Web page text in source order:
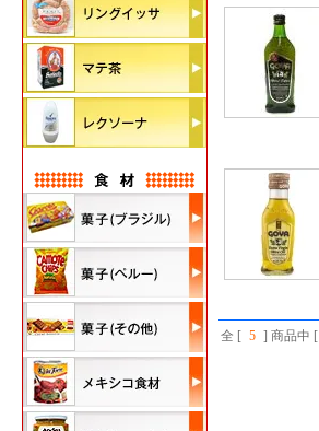
全 [ 5 ] 商品中 [